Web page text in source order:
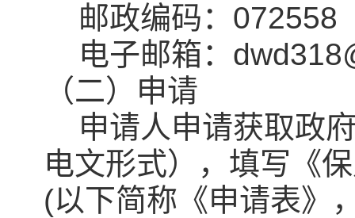
邮政编码：072558
电子邮箱：
（二）申请
申请人申请获取政
电文形式），填写《
(以下简称《申请表》